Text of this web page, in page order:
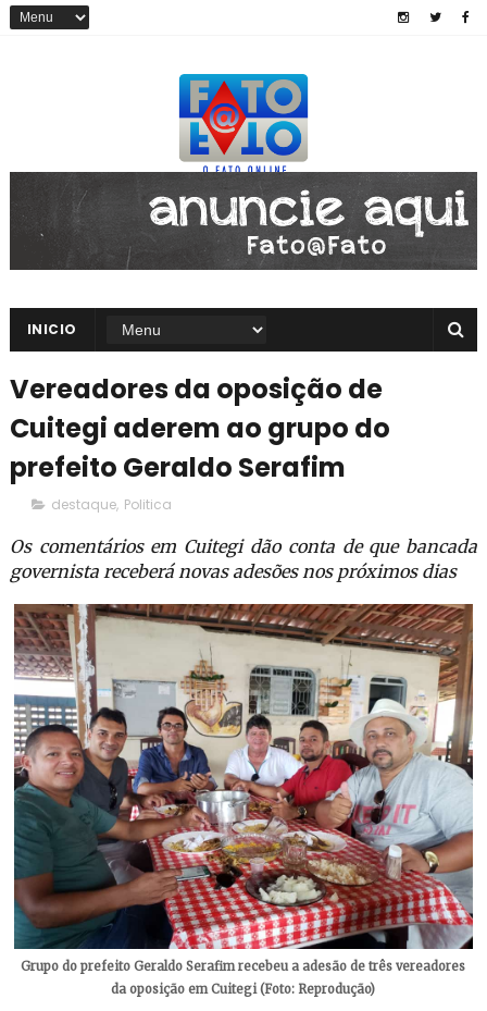
INICIO
Vereadores da oposição de
Cuitegi aderem ao grupo do
prefeito Geraldo Serafim
destaque, Politica
Os comentários em Cuitegi dão conta de que bancada
governista receberá novas adesões nos próximos dias
Grupo do prefeito Geraldo Serafim recebeu a adesão de três vereadores
da oposição em Cuitegi (Foto: Reprodução)